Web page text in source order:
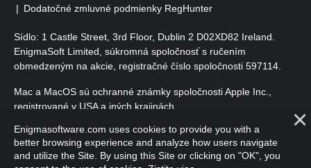
Dodatočné zmluvné podmienky RegHunter
Sídlo: 1 Castle Street, 3rd Floor, Dublin 2 D02XD82 Ireland.
EnigmaSoft Limited, súkromná spoločnosť s ručením
obmedzeným na akcie, registračné číslo spoločnosti 597114.
Mac a MacOS sú ochranné známky spoločnosti Apple Inc.,
registrované v USA a iných krajinách.
Copyright 2016-2026. EnigmaSoft Ltd. Všetky práva vyhradené.
Enigmasoftware.com uses cookies to provide you with a
better browsing experience and analyze how users navigate
and utilize the Site. By using this Site or clicking on "OK", you